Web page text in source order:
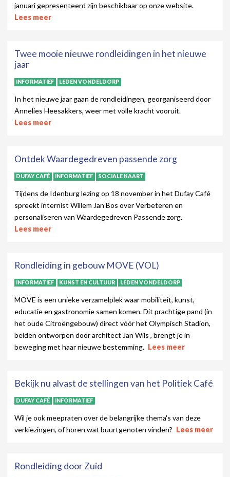
januari gepresenteerd zijn beschikbaar op onze website.
Lees meer
Twee mooie nieuwe rondleidingen in het nieuwe
jaar
INFORMATIEF LEDEN VONDELDORP
In het nieuwe jaar gaan de rondleidingen, georganiseerd door
Annelies Heesakkers, weer met volle kracht vooruit.
Lees meer
Ontdek Waardegedreven passende zorg
DUFAY CAFÉ INFORMATIEF SOCIALE KAART
Tijdens de Idenburg lezing op 18 november in het Dufay Café
spreekt internist Willem Jan Bos over Verbeteren en
personaliseren van Waardegedreven Passende zorg.
Lees meer
Rondleiding in gebouw MOVE (VOL)
INFORMATIEF KUNST EN CULTUUR LEDEN VONDELDORP
MOVE is een unieke verzamelplek waar mobiliteit, kunst,
educatie en gastronomie samen komen. Dit prachtige pand (in
het oude Citroëngebouw) direct vóór het Olympisch Stadion,
beiden ontworpen door architect Jan Wils , brengt je in
beweging met haar nieuwe bestemming. Lees meer
Bekijk nu alvast de stellingen van het Politiek Café
DUFAY CAFÉ INFORMATIEF
Wil je ook meepraten over de belangrijke thema's van deze
verkiezingen, of horen wat buurtgenoten vinden? Lees meer
Rondleiding door Zuid